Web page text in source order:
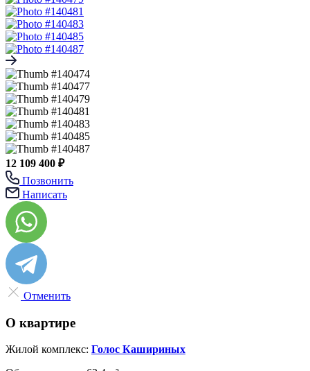
12 109 400 ₽
Позвонить
Написать
Отменить
О квартире
Жилой комплекс: Голос Кашириных